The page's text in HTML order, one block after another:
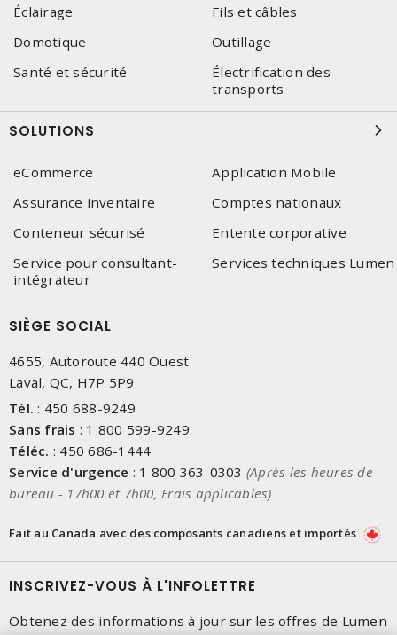
Éclairage
Fils et câbles
Domotique
Outillage
Santé et sécurité
Électrification des
transports
SOLUTIONS
eCommerce
Application Mobile
Assurance inventaire
Comptes nationaux
Conteneur sécurisé
Entente corporative
Service pour consultant-
intégrateur
Services techniques Lumen
SIÈGE SOCIAL
4655, Autoroute 440 Ouest
Laval, QC, H7P 5P9
Tél. : 450 688-9249
Sans frais : 1 800 599-9249
Téléc. : 450 686-1444
Service d'urgence : 1 800 363-0303 (Après les heures de
bureau - 17h00 et 7h00, Frais applicables)
Fait au Canada avec des composants canadiens et importés
INSCRIVEZ-VOUS À L'INFOLETTRE
Obtenez des informations à jour sur les offres de Lumen